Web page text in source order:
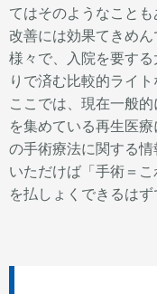
てはそのようなこと
改善には効果てきめ
様々で、入院を要す
りで済む比較的ライト
ここでは、現在一般
を集めている再生医
の手術療法に関する
いただけば「手術＝
を払しょくできるはず